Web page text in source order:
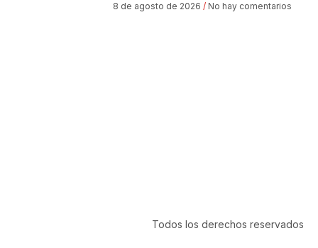
8 de agosto de 2026 No hay comentarios
Todos los derechos reservados